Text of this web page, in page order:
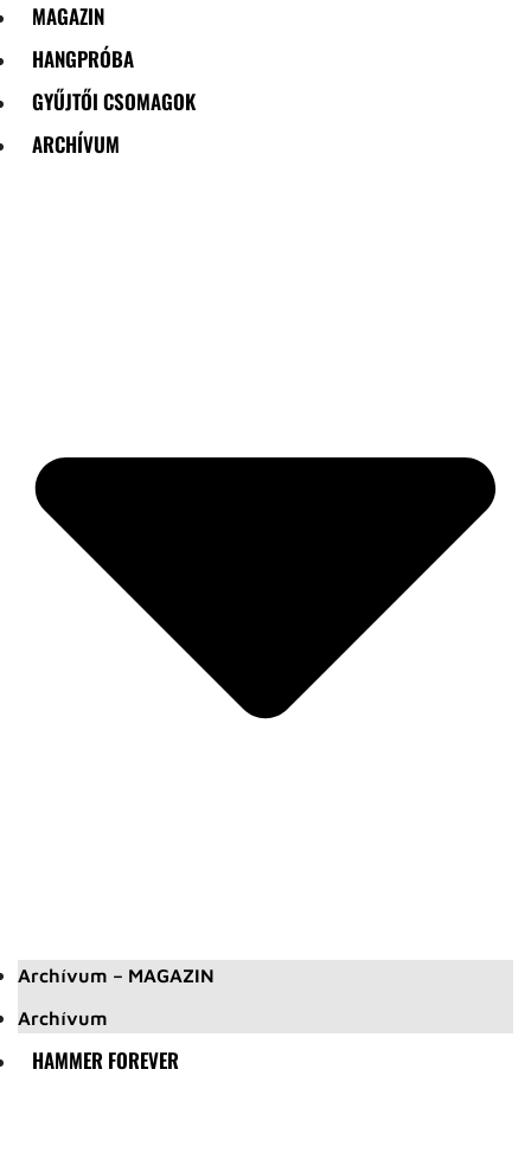
MAGAZIN
HANGPRÓBA
GYŰJTŐI CSOMAGOK
ARCHÍVUM
Archívum – MAGAZIN
Archívum
HAMMER FOREVER